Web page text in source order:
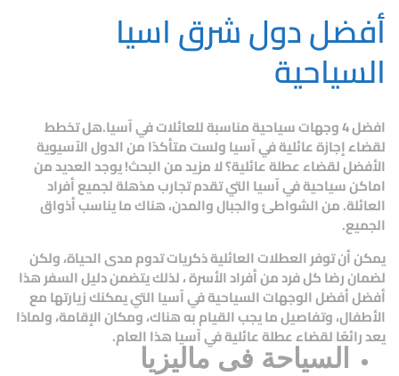
أفضل دول شرق اسيا
السياحية
افضل 4 وجهات سياحية مناسبة للعائلات في آسيا.هل تخطط
لقضاء إجازة عائلية في آسيا ولست متأكدًا من الدول الآسيوية
الأفضل لقضاء عطلة عائلية؟ لا مزيد من البحث! يوجد العديد من
اماكن سياحية في آسيا التي تقدم تجارب مذهلة لجميع أفراد
العائلة. من الشواطئ والجبال والمدن، هناك ما يناسب أذواق
الجميع.
يمكن أن توفر العطلات العائلية ذكريات تدوم مدى الحياة، ولكن
لضمان رضا كل فرد من أفراد الأسرة ، لذلك يتضمن دليل السفر هذا
أفضل أفضل الوجهات السياحية في آسيا التي يمكنك زيارتها مع
الأطفال، وتفاصيل ما يجب القيام به هناك، ومكان الإقامة، ولماذا
يعد رائعًا لقضاء عطلة عائلية في آسيا هذا العام.
السياحة فى ماليزيا